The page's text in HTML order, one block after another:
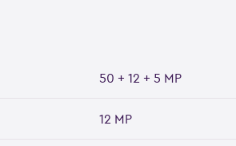
50 + 12 + 5 MP
12 MP